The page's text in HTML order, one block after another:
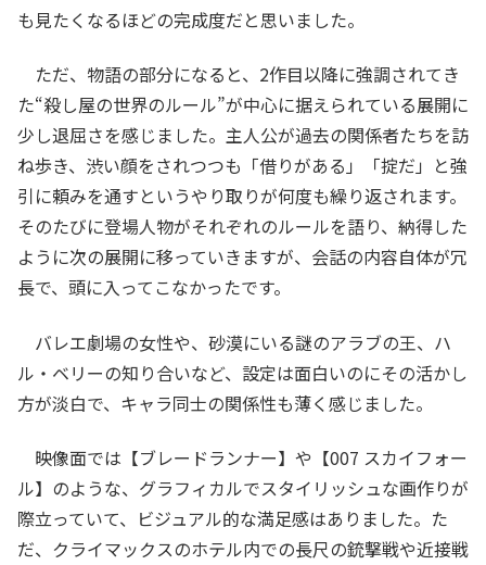
も見たくなるほどの完成度だと思いました。
ただ、物語の部分になると、2作目以降に強調されてき
た“殺し屋の世界のルール”が中心に据えられている展開に
少し退屈さを感じました。主人公が過去の関係者たちを訪
ね歩き、渋い顔をされつつも「借りがある」「掟だ」と強
引に頼みを通すというやり取りが何度も繰り返されます。
そのたびに登場人物がそれぞれのルールを語り、納得した
ように次の展開に移っていきますが、会話の内容自体が冗
長で、頭に入ってこなかったです。
バレエ劇場の女性や、砂漠にいる謎のアラブの王、ハ
ル・ベリーの知り合いなど、設定は面白いのにその活かし
方が淡白で、キャラ同士の関係性も薄く感じました。
映像面では【ブレードランナー】や【007 スカイフォー
ル】のような、グラフィカルでスタイリッシュな画作りが
際立っていて、ビジュアル的な満足感はありました。た
だ、クライマックスのホテル内での長尺の銃撃戦や近接戦